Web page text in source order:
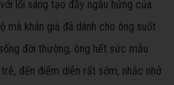
lối sáng tạo đầy ngẫu hứng của
mà khán giả đã dành cho ông suốt
đời thường, ông hết sức mẫu
đến điểm diễn rất sớm, nhắc nhở